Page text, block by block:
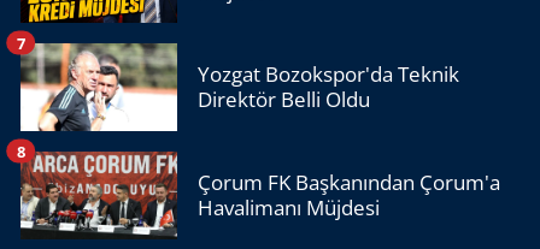
Yozgat Bozokspor'da Teknik
Direktör Belli Oldu
7
Çorum FK Başkanından Çorum'a
Havalimanı Müjdesi
8